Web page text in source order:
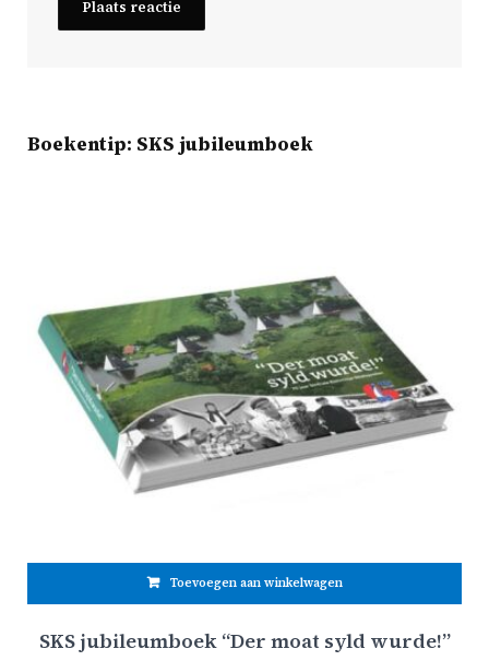
Boekentip: SKS jubileumboek
Toevoegen aan winkelwagen
SKS jubileumboek “Der moat syld wurde!”